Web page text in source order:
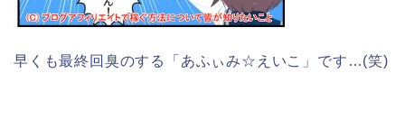
早くも最終回臭のする「あふぃみ☆えいこ」です…(笑)